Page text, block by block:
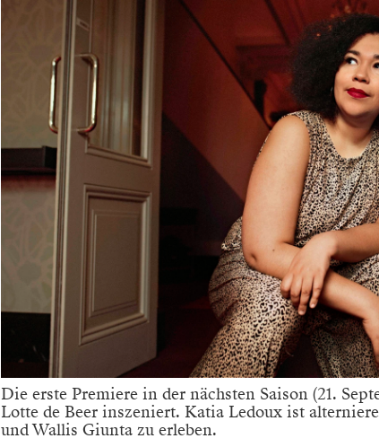
Die erste Premiere in der nächsten Saison (21.
Lotte de Beer inszeniert. Katia Ledoux ist
und Wallis Giunta zu erleben.